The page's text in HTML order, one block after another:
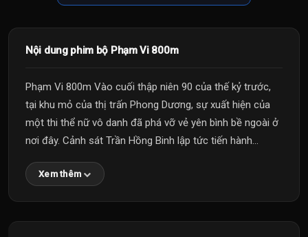
Nội dung phim bộ Phạm Vi 800m
Phạm Vi 800m Vào cuối thập niên 90 của thế kỷ trước,
tại khu mỏ của thị trấn Phong Dương, sự xuất hiện của
một thi thể nữ vô danh đã phá vỡ vẻ yên bình bề ngoài ở
nơi đây. Cảnh sát Trần Hồng Binh lập tức tiến hành...
Xem thêm